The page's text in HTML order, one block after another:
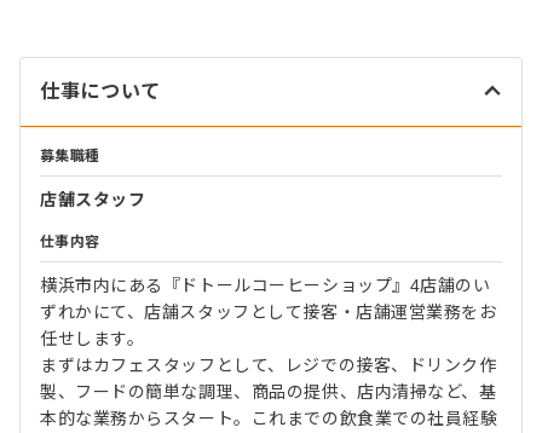
仕事について
募集職種
店舗スタッフ
仕事内容
横浜市内にある『ドトールコーヒーショップ』4店舗のい
ずれかにて、店舗スタッフとして接客・店舗運営業務をお
任せします。
まずはカフェスタッフとして、レジでの接客、ドリンク作
製、フードの簡単な調理、商品の提供、店内清掃など、基
本的な業務からスタート。これまでの飲食業での社員経験